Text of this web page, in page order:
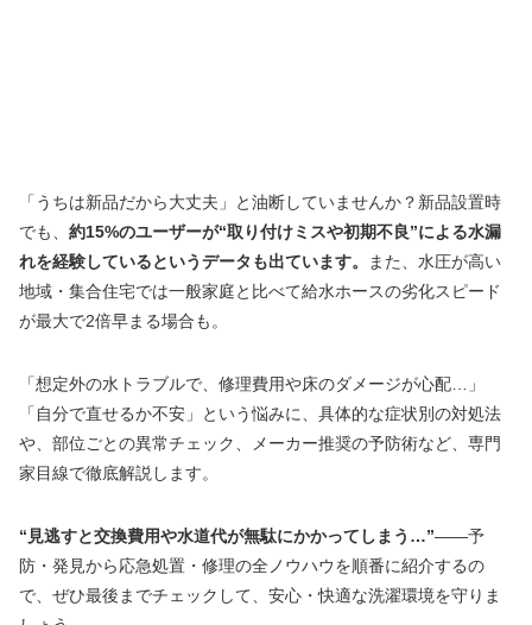
「うちは新品だから大丈夫」と油断していませんか？新品設置時
でも、 約15%のユーザーが“取り付けミスや初期不良”による水漏
れを経験しているというデータも出ています。
また、水圧が高い
地域・集合住宅では一般家庭と比べて給水ホースの劣化スピード
が最大で2倍早まる場合も。
「想定外の水トラブルで、修理費用や床のダメージが心配…」
「自分で直せるか不安」という悩みに、具体的な症状別の対処法
や、部位ごとの異常チェック、メーカー推奨の予防術など、専門
家目線で徹底解説します。
“見逃すと交換費用や水道代が無駄にかかってしまう…”――予
防・発見から応急処置・修理の全ノウハウを順番に紹介するの
で、ぜひ最後までチェックして、安心・快適な洗濯環境を守りま